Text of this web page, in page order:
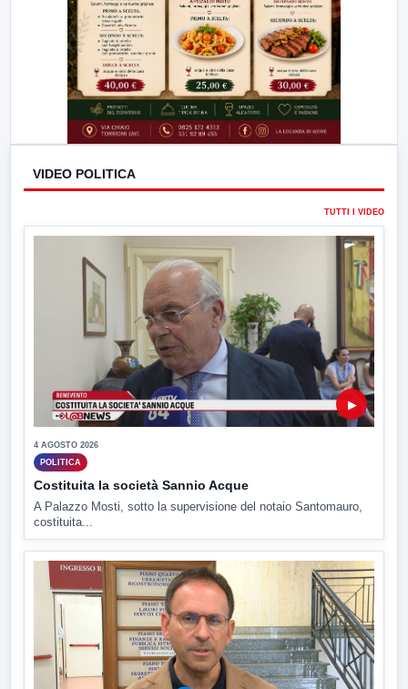
VIDEO POLITICA
TUTTI I VIDEO
▶
4 AGOSTO 2026
POLITICA
Costituita la società Sannio Acque
A Palazzo Mosti, sotto la supervisione del notaio Santomauro,
costituita...